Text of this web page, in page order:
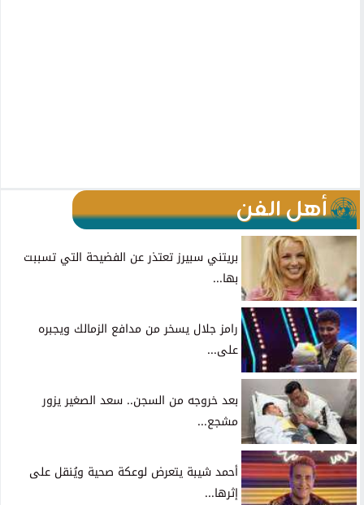
أهل الفن
بريتني سبيرز تعتذر عن الفضيحة التي تسببت
بها...
رامز جلال يسخر من مدافع الزمالك ويجبره
على...
بعد خروجه من السجن.. سعد الصغير يزور
مشجع...
أحمد شيبة يتعرض لوعكة صحية ويُنقل على
إثرها...